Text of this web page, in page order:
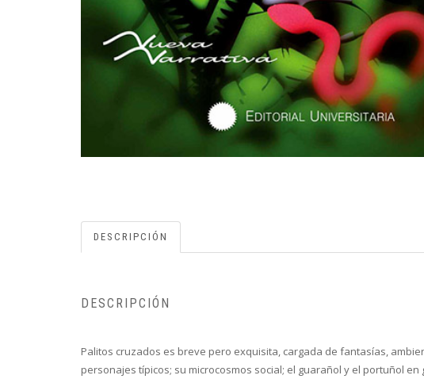
DESCRIPCIÓN
DESCRIPCIÓN
Palitos cruzados es breve pero exquisita, cargada de fantasías,
personajes típicos; su microcosmos social; el guarañol y el portuñol